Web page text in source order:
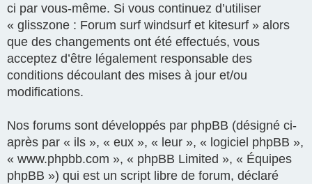
ci par vous-même. Si vous continuez d’utiliser
« glisszone : Forum surf windsurf et kitesurf » alors
que des changements ont été effectués, vous
acceptez d’être légalement responsable des
conditions découlant des mises à jour et/ou
modifications.
Nos forums sont développés par phpBB (désigné ci-
après par « ils », « eux », « leur », « logiciel phpBB »,
« www.phpbb.com », « phpBB Limited », « Équipes
phpBB ») qui est un script libre de forum, déclaré